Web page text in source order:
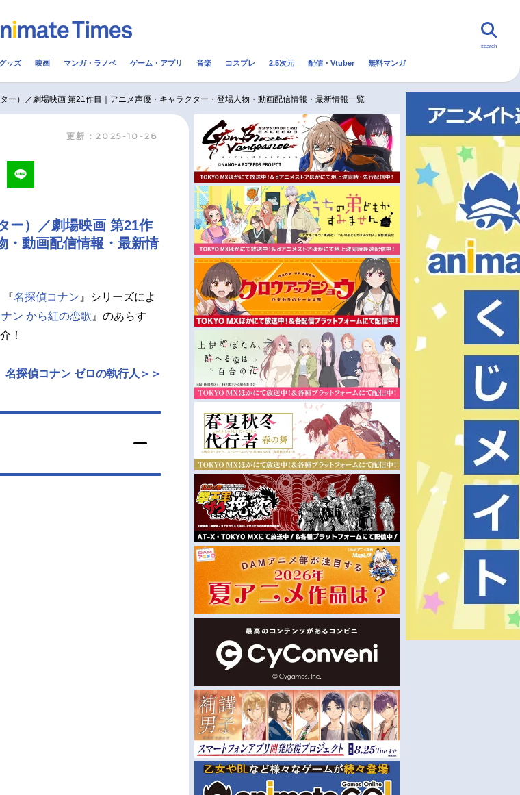
2.5次元 配信・Vtuber トレンド 無料マンガ
映画一覧
優/女性声優一覧
今期アニメ曜日別一覧
夏アニメ
秋アニメ
冬アニメ
search
グッズ 映画 マンガ・ラノベ ゲーム・アプリ 音楽 コスプレ 2.5次元 配信・Vtuber 無料マンガ
ー）／劇場映画 第21作目｜アニメ声優・キャラクター・登場人物・動画配信情報・最新情報一覧
更新：2025-10-28
ー）／劇場映画 第21作
・動画配信情報・最新情
『名探偵コナン 』シリーズによ
ン から紅の恋歌 』のあらす
！
名探偵コナン ゼロの執行人＞＞